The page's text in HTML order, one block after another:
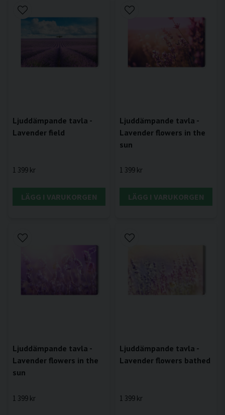
Ljuddämpande tavla -
Lavender field
1 399 kr
LÄGG I VARUKORGEN
Ljuddämpande tavla -
Lavender flowers in the
sun
1 399 kr
LÄGG I VARUKORGEN
Ljuddämpande tavla -
Lavender flowers in the
sun
1 399 kr
Ljuddämpande tavla -
Lavender flowers bathed
1 399 kr